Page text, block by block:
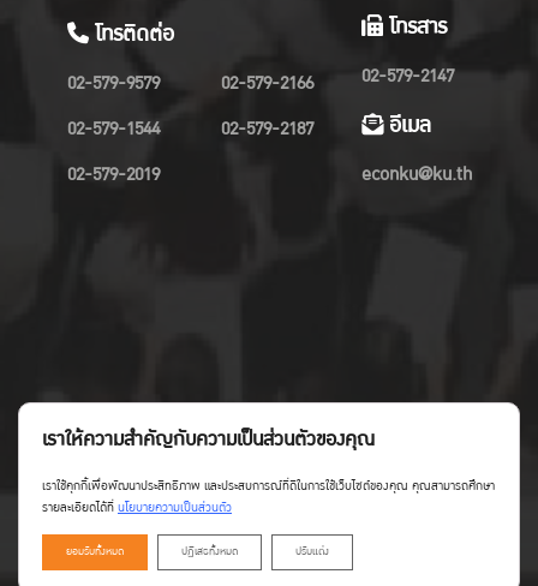
โทรติดต่อ
02-579-9579
02-579-1544
02-579-2019
02-579-2166
02-579-2187
โทรสาร
02-579-2147
อีเมล
econku@ku.th
Copyright©Faculty of Economics KU
เราให้ความสำคัญกับความเป็นส่วนตัวของคุณ
เราใช้คุกกี้เพื่อพัฒนาประสิทธิภาพ และประสบการณ์ที่ดีในการใช้เว็บไซต์ของคุณ คุณสามารถศึกษา
รายละเอียดได้ที่นโยบายความเป็นส่วนตัว
ยอมรับทั้งหมด ปฏิเสธทั้งหมด ปรับแต่ง